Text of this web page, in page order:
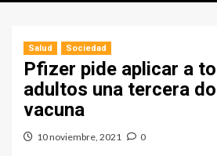
Salud Sociedad
Pfizer pide aplicar a
adultos una tercera
vacuna
10 noviembre, 2021 0